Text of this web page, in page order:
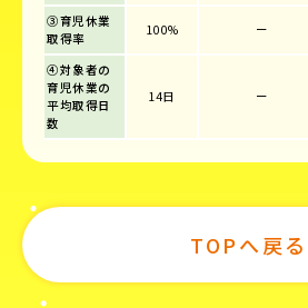
③育児休業
取得率
100% ー
④対象者の
育児休業の
平均取得日
数
14日 ー
TOPへ戻る